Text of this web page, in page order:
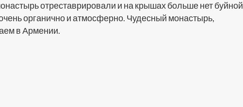
отреставрировали и на крышах больше нет буйной
органично и атмосферно. Чудесный монастырь,
в Армении.